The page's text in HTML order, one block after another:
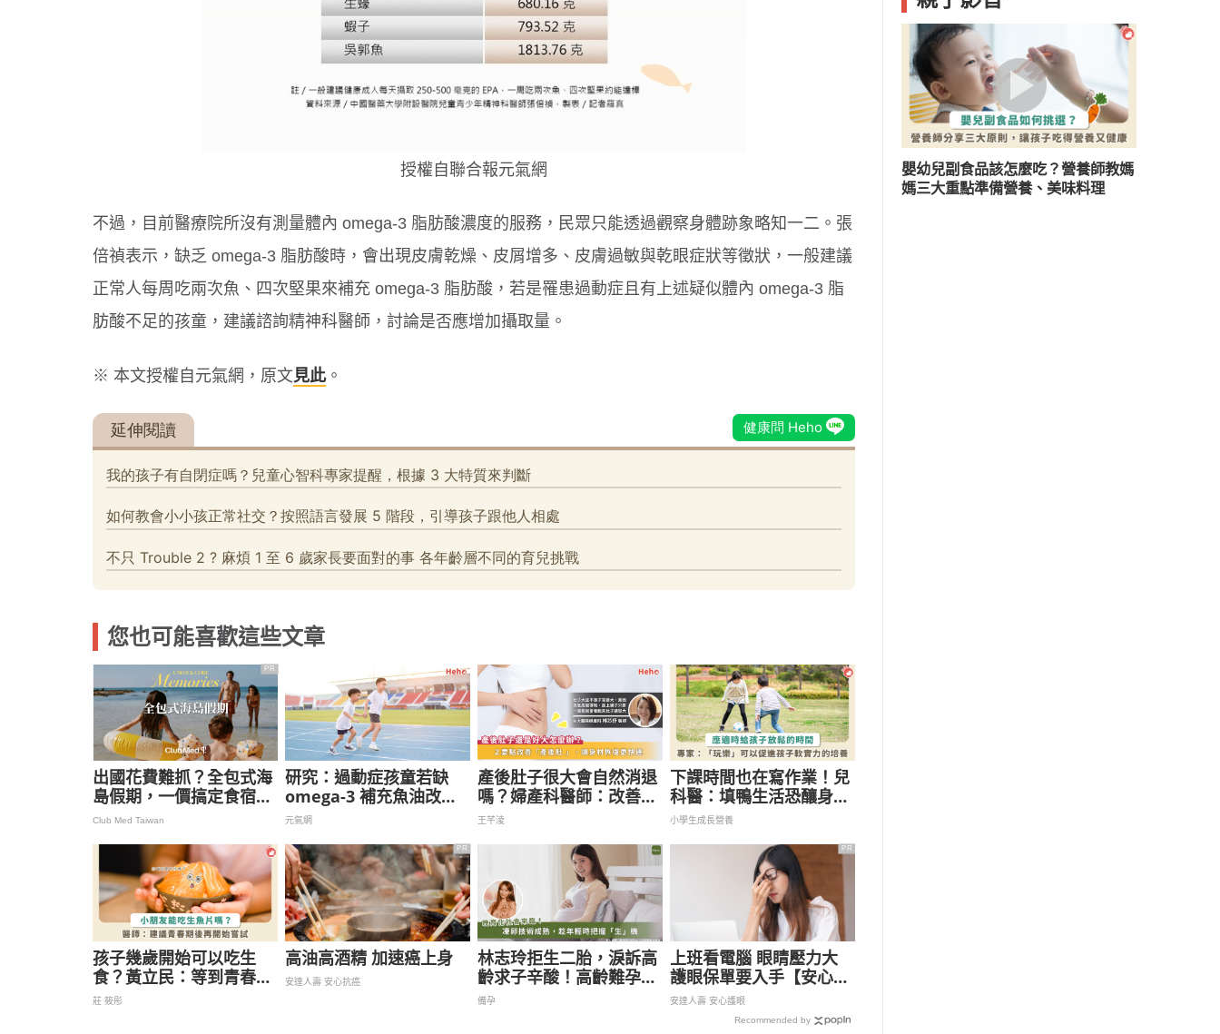
授權自聯合報元氣網
不過，目前醫療院所沒有測量體內 omega-3 脂肪酸濃度的服務，民眾只能透過觀察身體跡象略知一二。張
倍禎表示，缺乏 omega-3 脂肪酸時，會出現皮膚乾燥、皮屑增多、皮膚過敏與乾眼症狀等徵狀，一般建議
正常人每周吃兩次魚、四次堅果來補充 omega-3 脂肪酸，若是罹患過動症且有上述疑似體內 omega-3 脂
肪酸不足的孩童，建議諮詢精神科醫師，討論是否應增加攝取量。
※ 本文授權自元氣網，原文見此。
您也可能喜歡這些文章
PR
出國花費難抓？全包式海
島假期，一價搞定食宿玩
樂，省錢更省心！
Club Med Taiwan
研究：過動症孩童若缺
omega-3 補充魚油改善
專注力
元氣網
產後肚子很大會自然消退
嗎？婦產科醫師：改善
「產後肚」這兩項是關鍵
王芊淩
下課時間也在寫作業！兒
科醫：填鴨生活恐釀身心
壓力，歸還兒童遊戲權可
小學生成長營養
孩子幾歲開始可以吃生
食？黃立民：等到青春期
比較好
莊 筱彤
PR
高油高酒精 加速癌上身
安達人壽 安心抗癌
林志玲拒生二胎，淚訴高
齡求子辛酸！高齡難孕都
是「這原因」惹禍，醫提
備孕
PR
上班看電腦 眼睛壓力大
護眼保單要入手【安心護
眼定期眼睛險】
安達人壽 安心護眼
Recommended by
嬰幼兒副食品該怎麼吃？營養師教媽
媽三大重點準備營養、美味料理